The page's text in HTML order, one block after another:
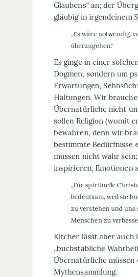
Glaubens“ an; der
gläubig in irgendeinem
„Es wäre notwendig,
überzugehen.“
Es ginge in einer
Dogmen, sondern um
Erwartungen,
Haltungen. Wir
Übernatürliche nicht
sollen Religion (womit
bewahren, denn wir
bestimmte Bedürfnisse
müssen nicht wahr
inspirieren, Emotionen
„Für spirituelle
bedeutsam, weil sie
zu verstehen und uns
Menschen zu
Kitcher lässt aber auch
„buchstäbliche
Übernatürliche
Mythensammlung.